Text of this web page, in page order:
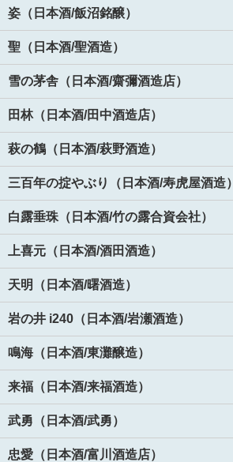
姿（日本酒/飯沼銘醸）
聖（日本酒/聖酒造）
雪の茅舎（日本酒/齋彌酒造店）
田林（日本酒/田中酒造店）
萩の鶴（日本酒/萩野酒造）
三百年の掟やぶり（日本酒/寿虎屋酒造）
白露垂珠（日本酒/竹の露合資会社）
上喜元（日本酒/酒田酒造）
天明（日本酒/曙酒造）
岩の井 i240（日本酒/岩瀬酒造）
鳴海（日本酒/東灘醸造）
来福（日本酒/来福酒造）
武勇（日本酒/武勇）
忠愛（日本酒/富川酒造店）